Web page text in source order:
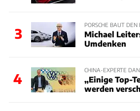
3
PORSCHE BAUT DEN
Michael
Umdenken
4
CHINA-EXPERTE
„Einige Top-
werden